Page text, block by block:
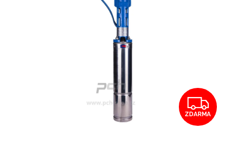
Z
D
ZDARMA